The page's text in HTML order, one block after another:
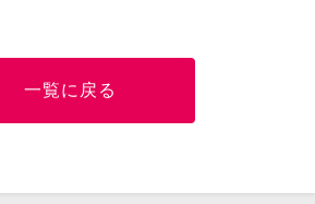
一覧に戻る